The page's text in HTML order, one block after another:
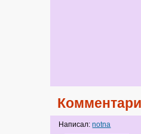
Написал:notna